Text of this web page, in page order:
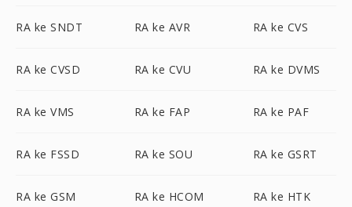
RA ke SNDT RA ke AVR RA ke CVS
RA ke CVSD RA ke CVU RA ke DVMS
RA ke VMS RA ke FAP RA ke PAF
RA ke FSSD RA ke SOU RA ke GSRT
RA ke GSM RA ke HCOM RA ke HTK